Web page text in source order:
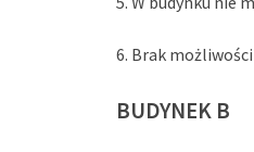
6. Brak
BUDYNEK B